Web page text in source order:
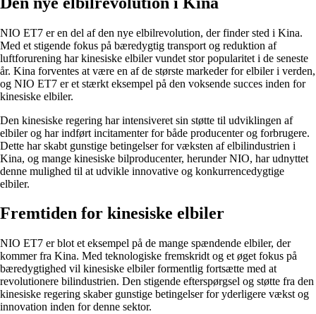
NIO ET7 er en del af den nye elbilrevolution, der finder sted i Kina.
Med et stigende fokus på bæredygtig transport og reduktion af
luftforurening har kinesiske elbiler vundet stor popularitet i de seneste
år. Kina forventes at være en af ​​de største markeder for elbiler i verden,
og NIO ET7 er et stærkt eksempel på den voksende succes inden for
kinesiske elbiler.
Den kinesiske regering har intensiveret sin støtte til udviklingen af ​​
elbiler og har indført incitamenter for både producenter og forbrugere.
Dette har skabt gunstige betingelser for væksten af ​​elbilindustrien i
Kina, og mange kinesiske bilproducenter, herunder NIO, har udnyttet
denne mulighed til at udvikle innovative og konkurrencedygtige
elbiler.
Fremtiden for kinesiske elbiler
NIO ET7 er blot et eksempel på de mange spændende elbiler, der
kommer fra Kina. Med teknologiske fremskridt og et øget fokus på
bæredygtighed vil kinesiske elbiler formentlig fortsætte med at
revolutionere bilindustrien. Den stigende efterspørgsel og støtte fra den
kinesiske regering skaber gunstige betingelser for yderligere vækst og
innovation inden for denne sektor.